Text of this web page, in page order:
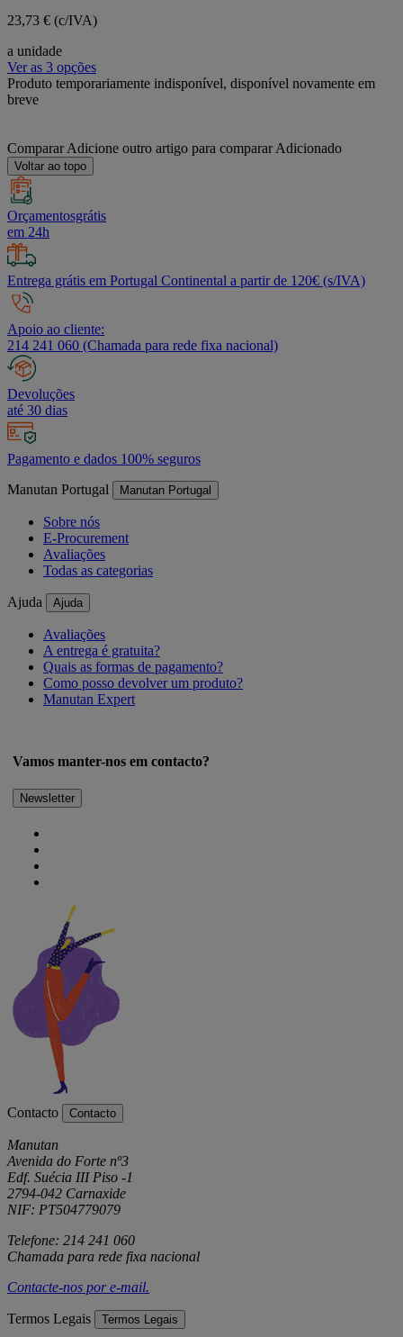
23,73 € (c/IVA)
a unidade
Ver as 3 opções
Produto temporariamente indisponível, disponível novamente em
breve
Comparar Adicione outro artigo para comparar Adicionado
Voltar ao topo
Orçamentosgrátis
em 24h
Entrega grátis em Portugal Continental a partir de 120€ (s/IVA)
Apoio ao cliente:
214 241 060 (Chamada para rede fixa nacional)
Devoluções
até 30 dias
Pagamento e dados 100% seguros
Manutan Portugal
Manutan Portugal
Sobre nós
E-Procurement
Avaliações
Todas as categorias
Ajuda Ajuda
Avaliações
A entrega é gratuita?
Quais as formas de pagamento?
Como posso devolver um produto?
Manutan Expert
Vamos manter-nos em contacto?
Newsletter
Contacto Contacto
Manutan
Avenida do Forte nº3
Edf. Suécia III Piso -1
2794-042 Carnaxide
NIF: PT504779079
Telefone: 214 241 060
Chamada para rede fixa nacional
Contacte-nos pore-mail.
Termos Legais Termos Legais